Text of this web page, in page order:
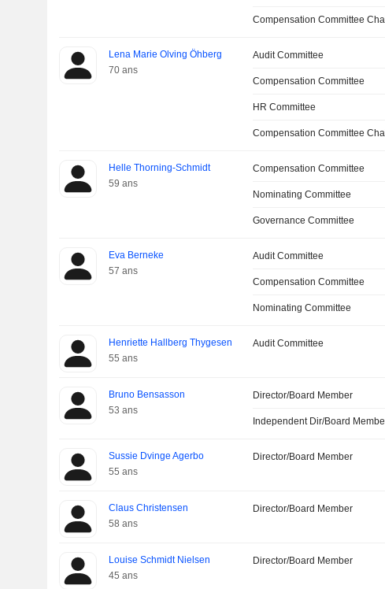
Compensation Committee
Lena Marie Olving Öhberg
70 ans
Audit Committee
Compensation Committee
HR Committee
Compensation Committee
Helle Thorning-Schmidt
59 ans
Compensation Committee
Nominating Committee
Governance Committee
Eva Berneke
57 ans
Audit Committee
Compensation Committee
Nominating Committee
Henriette Hallberg Thygesen
55 ans
Audit Committee
Bruno Bensasson
53 ans
Director/Board Member
Independent Dir/Board
Sussie Dvinge Agerbo
55 ans
Director/Board Member
Claus Christensen
58 ans
Director/Board Member
Louise Schmidt Nielsen
45 ans
Director/Board Member